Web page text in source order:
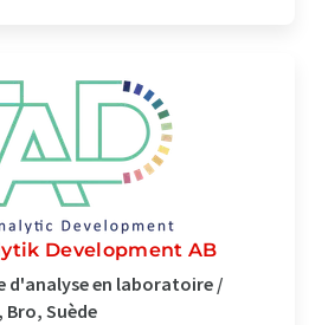
Development AB
d'analyse en laboratoire /
Suède